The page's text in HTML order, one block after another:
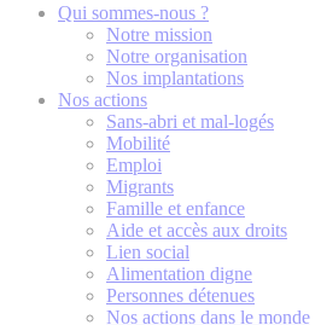
Qui sommes-nous ?
Notre mission
Notre organisation
Nos implantations
Nos actions
Sans-abri et mal-logés
Mobilité
Emploi
Migrants
Famille et enfance
Aide et accès aux droits
Lien social
Alimentation digne
Personnes détenues
Nos actions dans le monde